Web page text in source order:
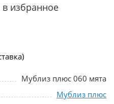
избранное
Мублиз плюс 060 мята
Мублиз плюс